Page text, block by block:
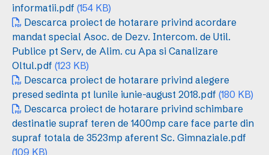
informatii.pdf (154 KB)
Descarca proiect de hotarare privind acordare
mandat special Asoc. de Dezv. Intercom. de Util.
Publice pt Serv, de Alim. cu Apa si Canalizare
Oltul.pdf (123 KB)
Descarca proiect de hotarare privind alegere
presed sedinta pt lunile iunie-august 2018.pdf (180 KB)
Descarca proiect de hotarare privind schimbare
destinatie supraf teren de 1400mp care face parte din
supraf totala de 3523mp aferent Sc. Gimnaziale.pdf
(109 KB)